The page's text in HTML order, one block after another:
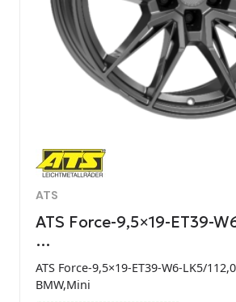
ATS
ATS Force-9,5×19-ET39-
…
ATS Force-9,5×19-ET39-W6-LK5/
BMW,Mini